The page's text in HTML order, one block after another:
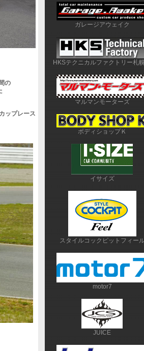
の
ップレース
ガレージアウェイク
HKSテクニカルファクトリー札
マルマンモーターズ
ボディショップＫ
イサイズ
スタイルコックピットフィー
motor7
JUICE